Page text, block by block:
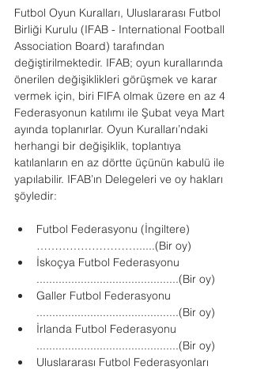
Futbol Oyun Kuralları, Uluslararası Futbol
Birliği Kurulu (IFAB - International Football
Association Board) tarafından
değiştirilmektedir. IFAB; oyun kurallarında
önerilen değişiklikleri görüşmek ve karar
vermek için, biri FIFA olmak üzere en az 4
Federasyonun katılımı ile Şubat veya Mart
ayında toplanırlar. Oyun Kuralları’ndaki
herhangi bir değişiklik, toplantıya
katılanların en az dörtte üçünün kabulü ile
yapılabilir. IFAB’ın Delegeleri ve oy hakları
şöyledir:
Futbol Federasyonu (İngiltere)
………………………......(Bir oy)
İskoçya Futbol Federasyonu
.............................................(Bir oy)
Galler Futbol Federasyonu
.............................................(Bir oy)
İrlanda Futbol Federasyonu
.............................................(Bir oy)
Uluslararası Futbol Federasyonları